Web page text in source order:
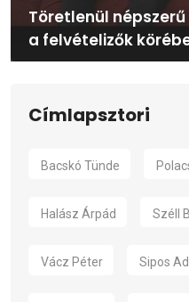
Töretlenül
a felvételizők
Címlapsztori
Bacskó Tünde
Halász Árpád Széll
Vácz Péter Sipos